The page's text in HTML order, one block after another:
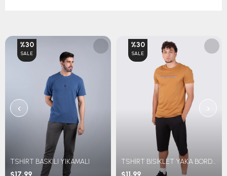
TSHİRT BASKILI YIKAMALI
$17.99
%30
SALE
TSHİRT BİSİKLET YAKA BORDO MAVİ ŞERİTLİ TRABZONSPOR BASKILI
$11.99
%30
SALE
‹ ›